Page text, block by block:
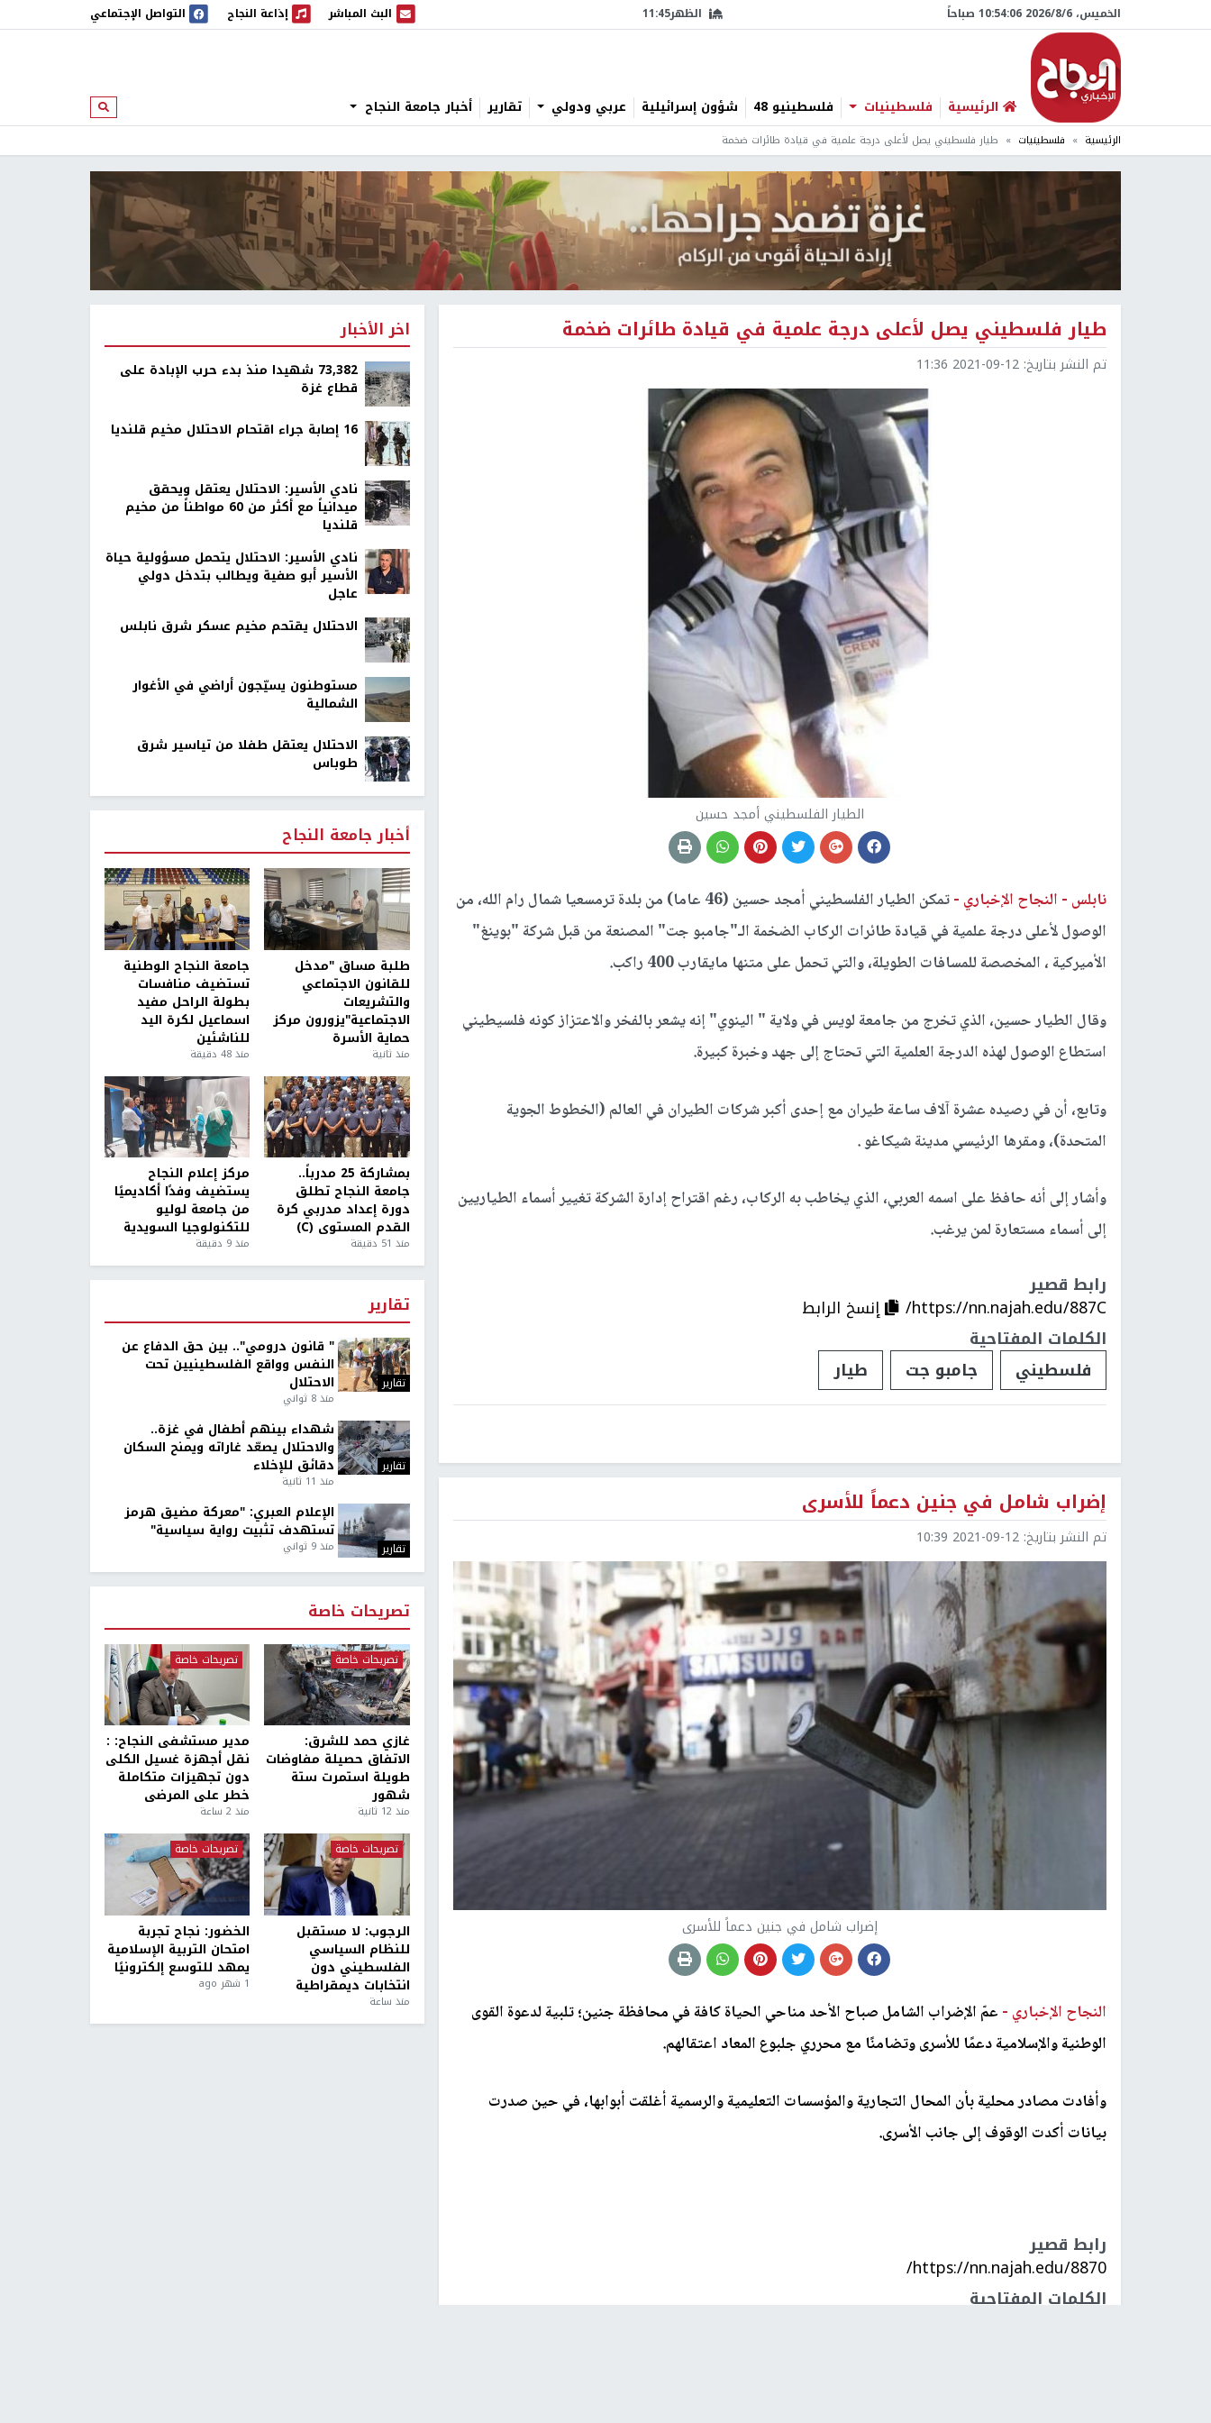
الخميس، 6/‏8/‏2026 10:54:07 صباحاً الظهر11:45 البث المباشر
البث المباشر إذاعة النجاح
إذاعة النجاح التواصل الإجتماعي
الرئيسية فلسطينيات فلسطينيو 48 شؤون إسرائيلية عربي ودولي تقارير أخبار جامعة النجاح ابحث
الرئيسية فلسطينيات طيار فلسطيني يصل لأعلى درجة علمية في قيادة طائرات ضخمة
طيار فلسطيني يصل لأعلى درجة علمية في قيادة طائرات ضخمة
تم النشر بتاريخ: 2021-09-12 11:36
الطيار الفلسطيني أمجد حسين
نابلس - النجاح الإخباري -
تمكن الطيار الفلسطيني أمجد حسين (46 عاما) من بلدة ترمسعيا شمال رام الله، من
الوصول لأعلى درجة علمية في قيادة طائرات الركاب الضخمة الـ"جامبو جت" المصنعة من قبل شركة "بوينغ"
الأميركية ، المخصصة للمسافات الطويلة، والتي تحمل على متنها مايقارب 400 راكب.
وقال الطيار حسين، الذي تخرج من جامعة لويس في ولاية " الينوي" إنه يشعر بالفخر والاعتزاز كونه فلسيطيني
استطاع الوصول لهذه الدرجة العلمية التي تحتاج إلى جهد وخبرة كبيرة.
وتابع، أن في رصيده عشرة آلاف ساعة طيران مع إحدى أكبر شركات الطيران في العالم (الخطوط الجوية
المتحدة)، ومقرها الرئيسي مدينة شيكاغو .
وأشار إلى أنه حافظ على اسمه العربي، الذي يخاطب به الركاب، رغم اقتراح إدارة الشركة تغيير أسماء الطياريين
إلى أسماء مستعارة لمن يرغب.
رابط قصير
https://nn.najah.edu/887C/
إنسخ الرابط
الكلمات المفتاحية
فلسطيني
جامبو جت طيار
إضراب شامل في جنين دعماً للأسرى
تم النشر بتاريخ: 2021-09-12 10:39
إضراب شامل في جنين دعماً للأسرى
النجاح الإخباري - عمّ الإضراب الشامل صباح الأحد مناحي الحياة كافة في محافظة جنين؛ تلبية لدعوة القوى
الوطنية والإسلامية دعمًا للأسرى وتضامنًا مع محرري جلبوع المعاد اعتقالهم.
وأفادت مصادر محلية بأن المحال التجارية والمؤسسات التعليمية والرسمية أغلقت أبوابها، في حين صدرت
بيانات أكدت الوقوف إلى جانب الأسرى.
رابط قصير
https://nn.najah.edu/8870/
الكلمات المفتاحية
اخر الأخبار
73,382 شهيدا منذ بدء حرب الإبادة على
قطاع غزة
16 إصابة جراء اقتحام الاحتلال مخيم قلنديا
نادي الأسير: الاحتلال يعتقل ويحقق
ميدانياً مع أكثر من 60 مواطناً من مخيم
قلنديا
نادي الأسير: الاحتلال يتحمل مسؤولية حياة
الأسير أبو صفية ويطالب بتدخل دولي
عاجل
الاحتلال يقتحم مخيم عسكر شرق نابلس
مستوطنون يسيّجون أراضي في الأغوار
الشمالية
الاحتلال يعتقل طفلا من تياسير شرق
طوباس
أخبار جامعة النجاح
طلبة مساق "مدخل
للقانون الاجتماعي
والتشريعات
الاجتماعية"يزورون مركز
حماية الأسرة
منذ ثانية
جامعة النجاح الوطنية
تستضيف منافسات
بطولة الراحل مفيد
اسماعيل لكرة اليد
للناشئين
منذ 48 دقيقة
بمشاركة 25 مدرباً..
جامعة النجاح تطلق
دورة إعداد مدربي كرة
القدم المستوى (C)
منذ 51 دقيقة
مركز إعلام النجاح
يستضيف وفدًا أكاديميًا
من جامعة لوليو
للتكنولوجيا السويدية
منذ 9 دقيقة
تقارير
تقارير
" قانون درومي".. بين حق الدفاع عن
النفس وواقع الفلسطينيين تحت
الاحتلال
منذ 8 ثواني
تقارير
شهداء بينهم أطفال في غزة..
والاحتلال يصعّد غاراته ويمنح السكان
دقائق للإخلاء
منذ 11 ثانية
تقارير
الإعلام العبري: "معركة مضيق هرمز
تستهدف تثبيت رواية سياسية"
منذ 9 ثواني
تصريحات خاصة
تصريحات خاصة
غازي حمد للشرق:
الاتفاق حصيلة مفاوضات
طويلة استمرت ستة
شهور
منذ 12 ثانية
تصريحات خاصة
مدير مستشفى النجاح: :
نقل أجهزة غسيل الكلى
دون تجهيزات متكاملة
خطر على المرضى
منذ 2 ساعة
تصريحات خاصة
الرجوب: لا مستقبل
للنظام السياسي
الفلسطيني دون
انتخابات ديمقراطية
منذ ساعة
تصريحات خاصة
الخضور: نجاح تجربة
امتحان التربية الإسلامية
يمهد للتوسع إلكترونيًا
1 شهر ago